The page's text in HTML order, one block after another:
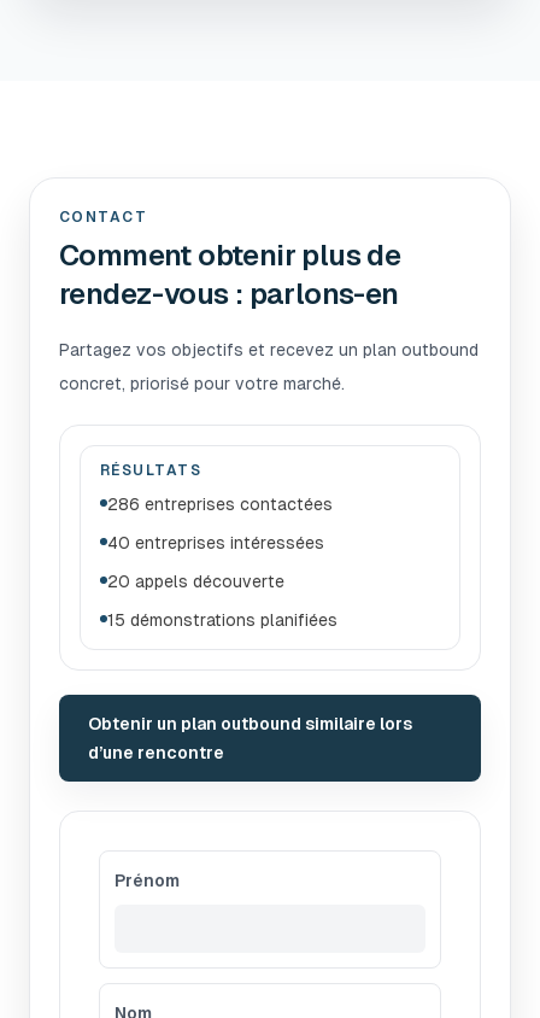
CONTACT
Comment obtenir plus de
rendez-vous : parlons-en
Partagez vos objectifs et recevez un plan outbound
concret, priorisé pour votre marché.
RÉSULTATS
286 entreprises contactées
40 entreprises intéressées
20 appels découverte
15 démonstrations planifiées
Obtenir un plan outbound similaire lors
d’une rencontre
Prénom
Nom